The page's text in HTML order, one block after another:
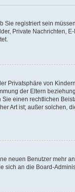
registriert sein
Private Nachrichten,
Privatsphäre von
der Eltern
einen rechtlichen
Art ist; außer solchen,
neuen Benutzer mehr
sich an die Board-